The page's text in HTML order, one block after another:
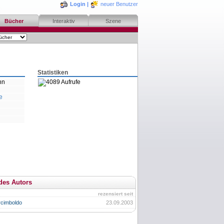
Login | neuer Benutzer
Bücher Interaktiv Szene
Statistiken
4089 Aufrufe
Autors
rezensiert seit
23.09.2003